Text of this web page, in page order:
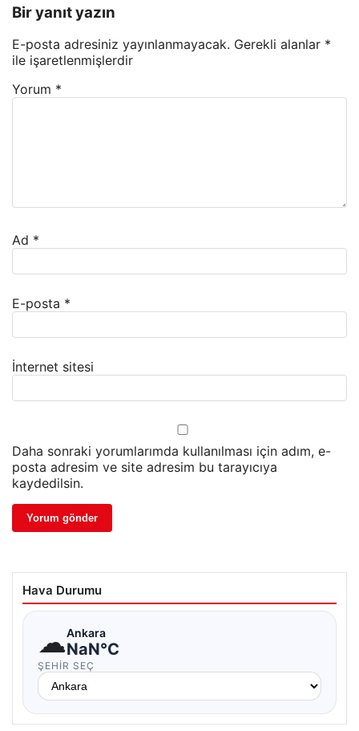
Bir yanıt yazın
E-posta adresiniz yayınlanmayacak. Gerekli alanlar *
ile işaretlenmişlerdir
Yorum *
Ad *
E-posta *
İnternet sitesi
Daha sonraki yorumlarımda kullanılması için adım, e-
posta adresim ve site adresim bu tarayıcıya
kaydedilsin.
Hava Durumu
☁Ankara
NaN°C
ŞEHIR SEÇ